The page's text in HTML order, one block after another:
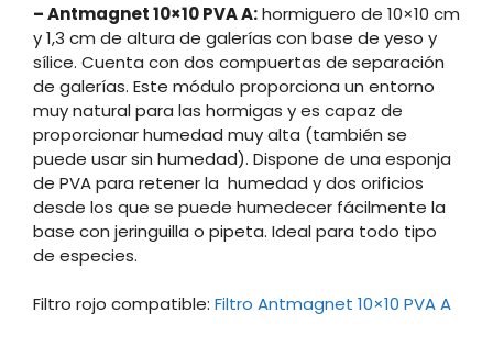
– Antmagnet 10×10 PVA A:hormiguero de 10×10 cm
y 1,3 cm de altura de galerías con base de yeso y
sílice. Cuenta con dos compuertas de separación
de galerías. Este módulo proporciona un entorno
muy natural para las hormigas y es capaz de
proporcionar humedad muy alta (también se
puede usar sin humedad). Dispone de una esponja
de PVA para retener la humedad y dos orificios
desde los que se puede humedecer fácilmente la
base con jeringuilla o pipeta. Ideal para todo tipo
de especies.
Filtro rojo compatible: Filtro Antmagnet 10×10 PVA A